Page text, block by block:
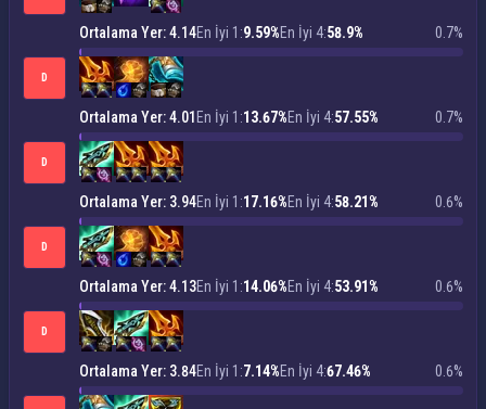
Ortalama Yer: 4.14En İyi 1:9.59%En İyi 4:58.9% 0.7%
D
Ortalama Yer: 4.01 En İyi 1:13.67%En İyi 4:57.55% 0.7%
D
Ortalama Yer: 3.94En İyi 1:17.16%En İyi 4:58.21% 0.6%
D
Ortalama Yer: 4.13En İyi 1:14.06%En İyi 4:53.91% 0.6%
D
Ortalama Yer: 3.84En İyi 1:7.14%En İyi 4:67.46% 0.6%